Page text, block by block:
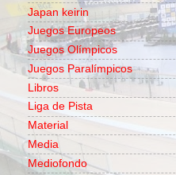
Japan keirin
Juegos Europeos
Juegos Olímpicos
Juegos Paralímpicos
Libros
Liga de Pista
Material
Media
Mediofondo